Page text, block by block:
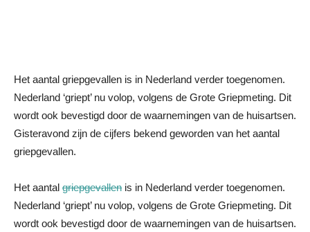
Het aantal griepgevallen is in Nederland verder toegenomen.
Nederland ‘griept’ nu volop, volgens de Grote Griepmeting. Dit
wordt ook bevestigd door de waarnemingen van de huisartsen.
Gisteravond zijn de cijfers bekend geworden van het aantal
griepgevallen.
Het aantal griepgevallen is in Nederland verder toegenomen.
Nederland ‘griept’ nu volop, volgens de Grote Griepmeting. Dit
wordt ook bevestigd door de waarnemingen van de huisartsen.